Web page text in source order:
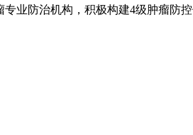
防治机构，积极构建4级肿瘤防